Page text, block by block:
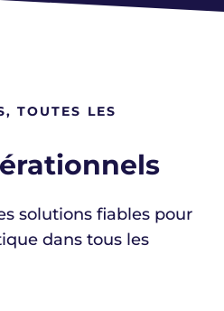
TOUTES LES
solutions fiables pour
dans tous les